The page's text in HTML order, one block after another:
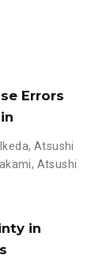
Errors
, Atsushi
, Atsushi
in